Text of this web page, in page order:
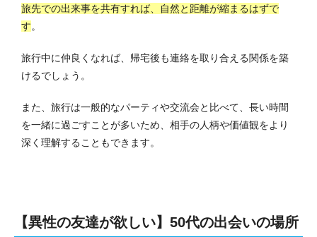
旅先での出来事を共有すれば、自然と距離が縮まるはずで
す。
旅行中に仲良くなれば、帰宅後も連絡を取り合える関係を築
けるでしょう。
また、旅行は一般的なパーティや交流会と比べて、長い時間
を一緒に過ごすことが多いため、相手の人柄や価値観をより
深く理解することもできます。
【異性の友達が欲しい】50代の出会いの場所